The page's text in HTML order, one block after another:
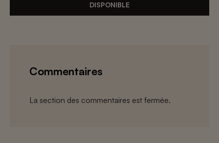
DISPONIBLE
Commentaires
La section des commentaires est fermée.